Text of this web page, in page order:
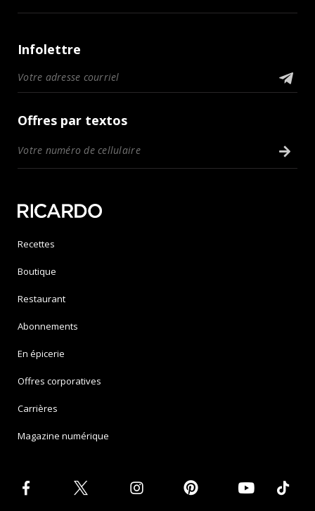
Infolettre
Offres par textos
Recettes
Boutique
Restaurant
Abonnements
En épicerie
Offres corporatives
Carrières
Magazine numérique